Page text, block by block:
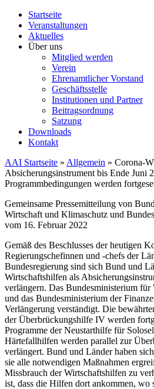
Startseite
Veranstaltungen
Aktuelles
Über uns
Mitglied werden
Verein
Ehrenamtlicher Vorstand
Geschäftsstelle
Institutionen und Partner
Beitragsordnung
Satzung
Downloads
Kontakt
AAI Startseite » Allgemein » Corona-
Absicherungsinstrument bis Ende Juni
Programmbedingungen werden
Gemeinsame Pressemitteilung von
Wirtschaft und Klimaschutz und
vom 16. Februar 2022
Gemäß des Beschlusses der heutigen
Regierungschefinnen und -chefs der
Bundesregierung sind sich Bund und
Wirtschaftshilfen als
verlängern. Das Bundesministerium
und das Bundesministerium der
Verlängerung verständigt. Die
der Überbrückungshilfe IV werden
Programme der Neustarthilfe für
Härtefallhilfen werden parallel zur
verlängert. Bund und Länder haben
sie alle notwendigen Maßnahmen
Missbrauch der Wirtschaftshilfen zu
ist, dass die Hilfen dort ankommen, wo